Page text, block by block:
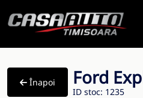
Înapoi Ford
ID stoc: 1235